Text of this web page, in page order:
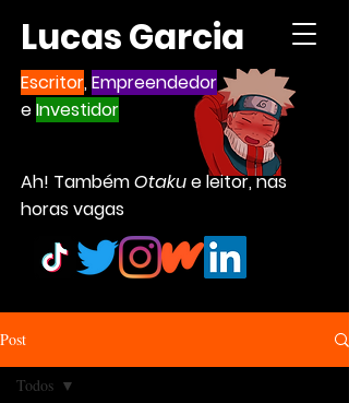
Lucas Garcia
Escritor,Empreendedor
eInvestidor
Ah! TambémOtakue leitor, nas
horas vagas
Post
Todos